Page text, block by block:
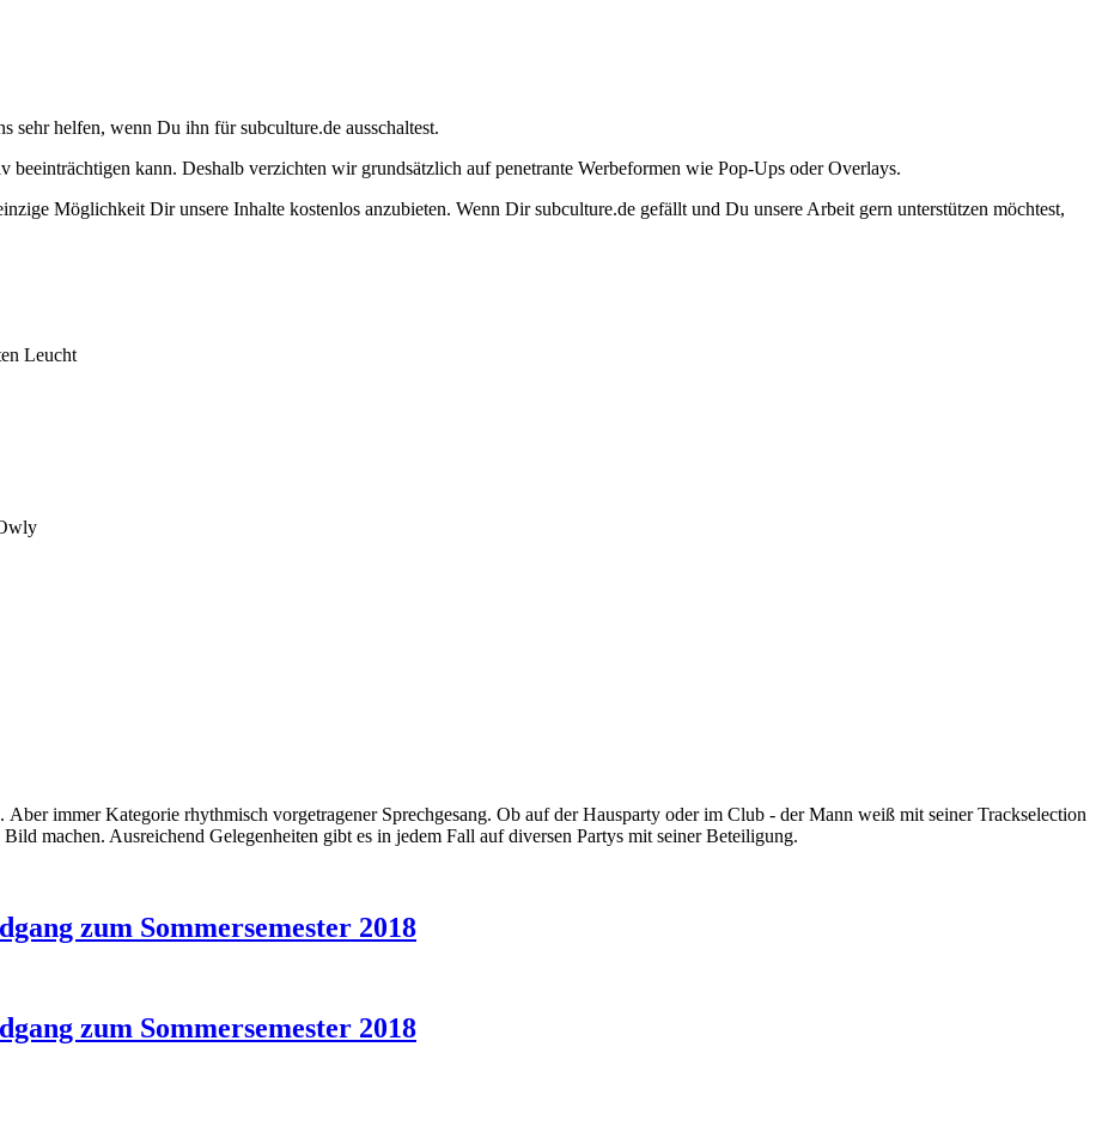
sehr helfen, wenn Du ihn für subculture.de ausschaltest.
kann. Deshalb verzichten wir grundsätzlich auf penetrante Werbeformen wie Pop-Ups oder Overlays.
Möglichkeit Dir unsere Inhalte kostenlos anzubieten. Wenn Dir subculture.de gefällt und Du unsere Arbeit gern unterstützen möchtest,
Leucht
immer Kategorie rhythmisch vorgetragener Sprechgesang. Ob auf der Hausparty oder im Club - der Mann weiß mit seiner Trackselection
machen. Ausreichend Gelegenheiten gibt es in jedem Fall auf diversen Partys mit seiner Beteiligung.
zum Sommersemester 2018
zum Sommersemester 2018